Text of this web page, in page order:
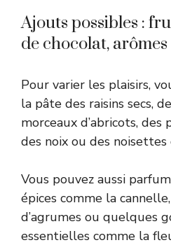
Ajouts possibles :
de chocolat,
Pour varier les plaisirs,
la pâte des raisins secs,
morceaux d’abricots,
des noix ou des noisettes
Vous pouvez aussi
épices comme la
d’agrumes ou quelques
essentielles comme la